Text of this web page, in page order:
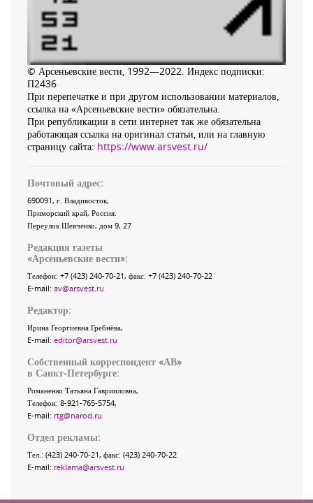
© Арсеньевские вести, 1992—2022. Индекс подписки:
П2436
При перепечатке и при другом использовании материалов,
ссылка на «Арсеньевские вести» обязательна.
При републикации в сети интернет так же обязательна
работающая ссылка на оригинал статьи, или на главную
страницу сайта: https://www.arsvest.ru/
Почтовый адрес:
690091, г. Владивосток,
Приморский край, Россия
Переулок Шевченко, дом 9, 27
Редакция газеты
«Арсеньевские вести»:
Телефон: +7 (423) 240-70-21, факс: +7 (423) 240-70-22
E-mail: av@arsvest.ru
Редактор:
Ирина Георгиевна Гребнёва,
E-mail: editor@arsvest.ru
Собственный корреспондент «АВ»
в Санкт-Петербурге:
Романенко Татьяна Гаврииловна,
Телефон: 8-921-765-5754,
E-mail: rtg@narod.ru
Отдел рекламы:
Тел.: (423) 240-70-21, факс: (423) 240-70-22
E-mail: reklama@arsvest.ru